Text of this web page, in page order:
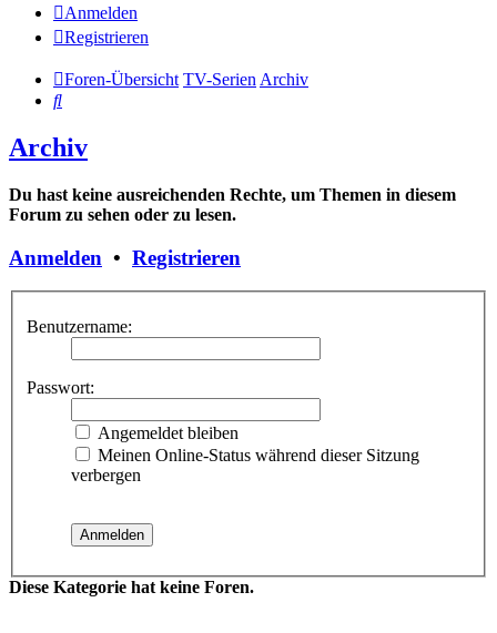
Anmelden
Registrieren
Foren-Übersicht TV-Serien Archiv
Suche
Archiv
Du hast keine ausreichenden Rechte, um Themen in diesem
Forum zu sehen oder zu lesen.
Anmelden • Registrieren
Benutzername:
Passwort:
Angemeldet bleiben
Meinen Online-Status während dieser Sitzung
verbergen
Diese Kategorie hat keine Foren.